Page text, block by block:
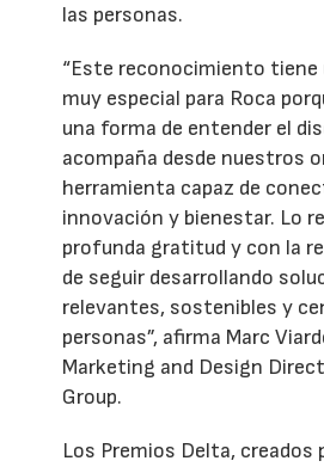
las personas.
“Este reconocimiento tiene
muy especial para Roca
una forma de entender el
acompaña desde nuestros
herramienta capaz de
innovación y bienestar. Lo
profunda gratitud y con la
de seguir desarrollando
relevantes, sostenibles y
personas”, afirma Marc
Marketing and Design
Group.
Los Premios Delta, creados